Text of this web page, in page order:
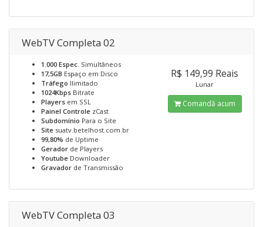
WebTV Completa 02
1.000 Espec. Simultâneos
17,5GB Espaço em Disco
Tráfego Ilimitado
1024Kbps Bitrate
Players em SSL
Painel Controle zCast
Subdomínio Para o Site
Site suatv.betelhost.com.br
99,80% de Uptime
Gerador de Players
Youtube Downloader
Gravador de Transmissão
R$ 149,99 Reais
Lunar
Comandă acum
WebTV Completa 03